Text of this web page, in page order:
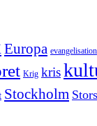
Europa evangelisation
Krig kris
Stockholm